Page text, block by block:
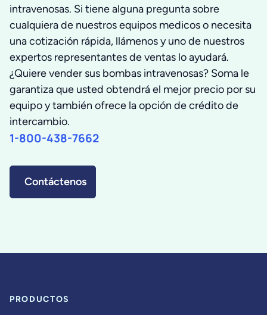
intravenosas. Si tiene alguna pregunta sobre
cualquiera de nuestros equipos medicos o necesita
una cotización rápida, llámenos y uno de nuestros
expertos representantes de ventas lo ayudará.
¿Quiere vender sus bombas intravenosas? Soma le
garantiza que usted obtendrá el mejor precio por su
equipo y también ofrece la opción de crédito de
intercambio.
1-800-438-7662
Contáctenos
PRODUCTOS